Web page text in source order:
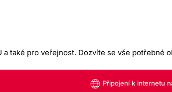
také pro veřejnost. Dozvíte se vše potřebné
Připojení k internetu